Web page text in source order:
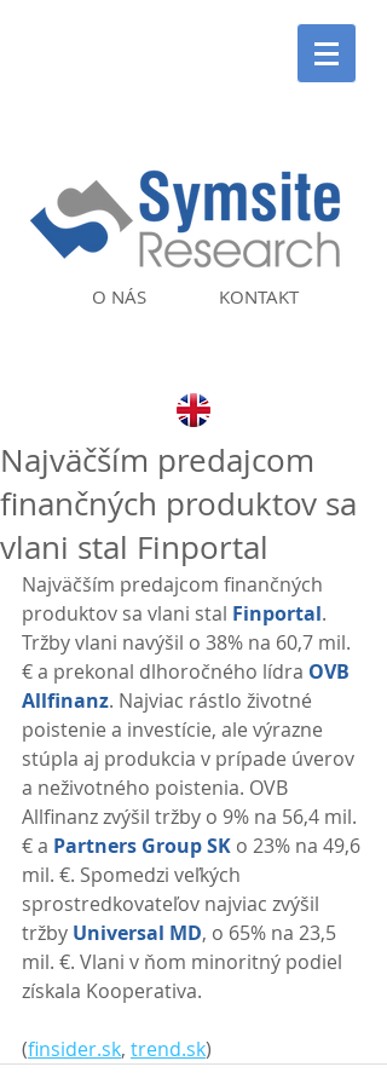
KONTAKT
O NÁS
Najväčším predajcom
finančných produktov sa
vlani stal Finportal
Najväčším predajcom finančných
produktov sa vlani stal Finportal.
Tržby vlani navýšil o 38% na 60,7 mil.
€ a prekonal dlhoročného lídra OVB
Allfinanz. Najviac rástlo životné
poistenie a investície, ale výrazne
stúpla aj produkcia v prípade úverov
a neživotného poistenia. OVB
Allfinanz zvýšil tržby o 9% na 56,4 mil.
€ a Partners Group SK o 23% na 49,6
mil. €. Spomedzi veľkých
sprostredkovateľov najviac zvýšil
tržby Universal MD, o 65% na 23,5
mil. €. Vlani v ňom minoritný podiel
získala Kooperativa.
(finsider.sk, trend.sk)